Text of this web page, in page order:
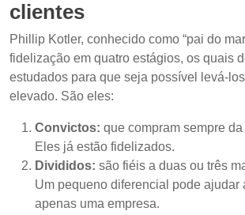
clientes
Phillip Kotler, conhecido como “pai do
fidelização em quatro estágios, os quais
estudados para que seja possível levá-
elevado. São eles:
Convictos: que compram sempre
Eles já estão fidelizados.
Divididos: são fiéis a duas ou três
Um pequeno diferencial pode ajudar
apenas uma empresa.